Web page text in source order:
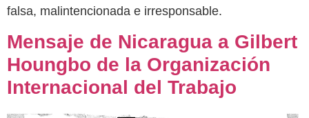
falsa, malintencionada e irresponsable.
Mensaje de Nicaragua a Gilbert
Houngbo de la Organización
Internacional del Trabajo